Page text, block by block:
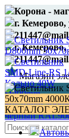
Корона -
г.
г.
Магазин
8 (3842) 21-14-
КАТАЛОГ